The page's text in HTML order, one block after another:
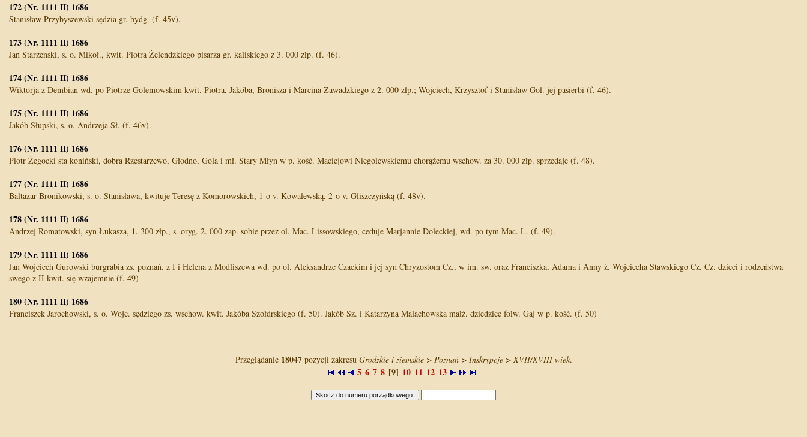
172 (Nr. 1111 II) 1686
Stanisław Przybyszewski sędzia gr. bydg. (f. 45v).
173 (Nr. 1111 II) 1686
Jan Starzenski, s. o. Mikoł., kwit. Piotra Żelendzkiego pisarza gr. kaliskiego z 3. 000 złp. (f. 46).
174 (Nr. 1111 II) 1686
Wiktorja z Dembian wd. po Piotrze Golemowskim kwit. Piotra, Jakóba, Bronisza i Marcina Zawadzkiego z 2. 000 złp.; Wojciech, Krzysztof i Stanisław Gol. jej pasierbi (f. 46).
175 (Nr. 1111 II) 1686
Jakób Słupski, s. o. Andrzeja Sł. (f. 46v).
176 (Nr. 1111 II) 1686
Piotr Żegocki sta koniński, dobra Rzestarzewo, Głodno, Gola i mł. Stary Młyn w p. kość. Maciejowi Niegolewskiemu chorążemu wschow. za 30. 000 złp. sprzedaje (f. 48).
177 (Nr. 1111 II) 1686
Baltazar Bronikowski, s. o. Stanisława, kwituje Teresę z Komorowskich, 1-o v. Kowalewską, 2-o v. Gliszczyńską (f. 48v).
178 (Nr. 1111 II) 1686
Andrzej Romatowski, syn Łukasza, 1. 300 złp., s. oryg. 2. 000 zap. sobie przez ol. Mac. Lissowskiego, ceduje Marjannie Doleckiej, wd. po tym Mac. L. (f. 49).
179 (Nr. 1111 II) 1686
Jan Wojciech Gurowski burgrabia zs. poznań. z I i Helena z Modliszewa wd. po ol. Aleksandrze Czackim i jej syn Chryzostom Cz., w im. sw. oraz Franciszka, Adama i Anny ż. Wojciecha Stawskiego Cz. Cz. dzieci i rodzeństwa
swego z II kwit. się wzajemnie (f. 49)
180 (Nr. 1111 II) 1686
Franciszek Jarochowski, s. o. Wojc. sędziego zs. wschow. kwit. Jakóba Szołdrskiego (f. 50). Jakób Sz. i Katarzyna Malachowska małż. dziedzice folw. Gaj w p. kość. (f. 50)
Przeglądanie 18047pozycji zakresu Grodzkie i ziemskie > Poznań > Inskrypcje > XVII/XVIII wiek.
5 6 7 8 [9] 10 11 12 13